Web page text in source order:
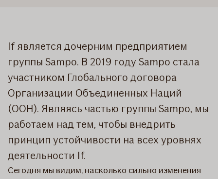
If является дочерним предприятием
группы Sampo. В 2019 году Sampo стала
участником Глобального договора
Организации Объединенных Наций
(ООН). Являясь частью группы Sampo, мы
работаем над тем, чтобы внедрить
принцип устойчивости на всех уровнях
деятельности If.
Сегодня мы видим, насколько сильно изменения